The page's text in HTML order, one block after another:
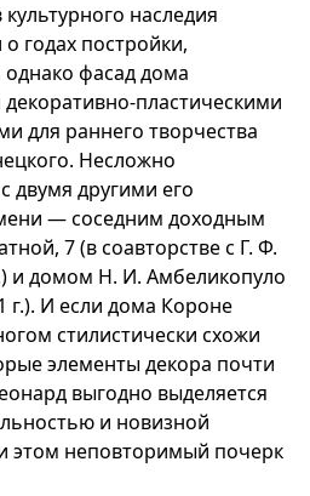
наследия
годах постройки,
однако фасад дома
пластическими
для раннего творчества
Несложно
двумя другими его
— соседним доходным
7 (в соавторстве с Г. Ф.
и домом Н. И. Амбеликопуло
г.). И если дома Короне
стилистически схожи
элементы декора почти
выгодно выделяется
и новизной
этом неповторимый почерк